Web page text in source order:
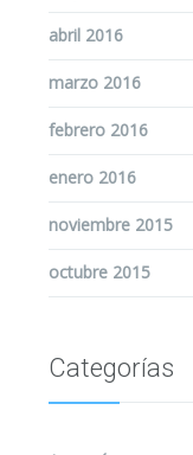
abril 2016
marzo 2016
febrero 2016
enero 2016
noviembre 2015
octubre 2015
Categorías